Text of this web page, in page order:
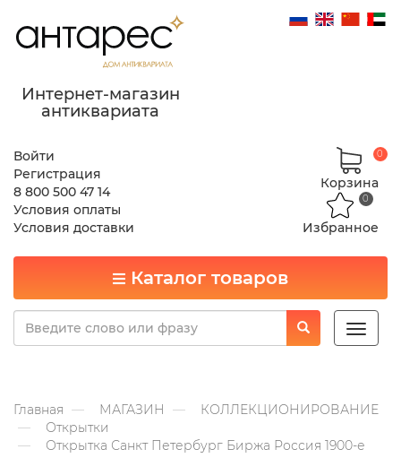
Интернет-магазин
антиквариата
Войти
Регистрация
8 800 500 47 14
Условия оплаты
Условия доставки
Корзина
0
Избранное
0
Каталог товаров
Toggle
Главная МАГАЗИН
КОЛЛЕКЦИОНИРОВАНИЕ
Открытки
Открытка Санкт Петербург Биржа Россия 1900-е